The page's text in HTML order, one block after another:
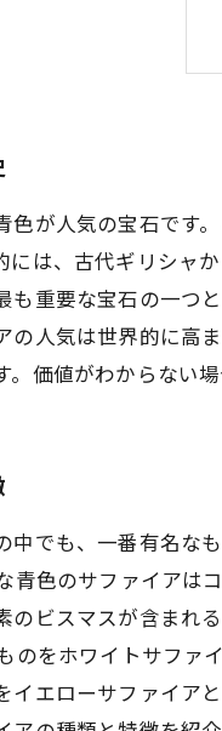
色が人気の宝石です
には、古代ギリシャ
も重要な宝石の一つ
の人気は世界的に高
。価値がわからない
中でも、一番有名な
青色のサファイアは
のビスマスが含まれ
のをホワイトサファ
イエローサファイア